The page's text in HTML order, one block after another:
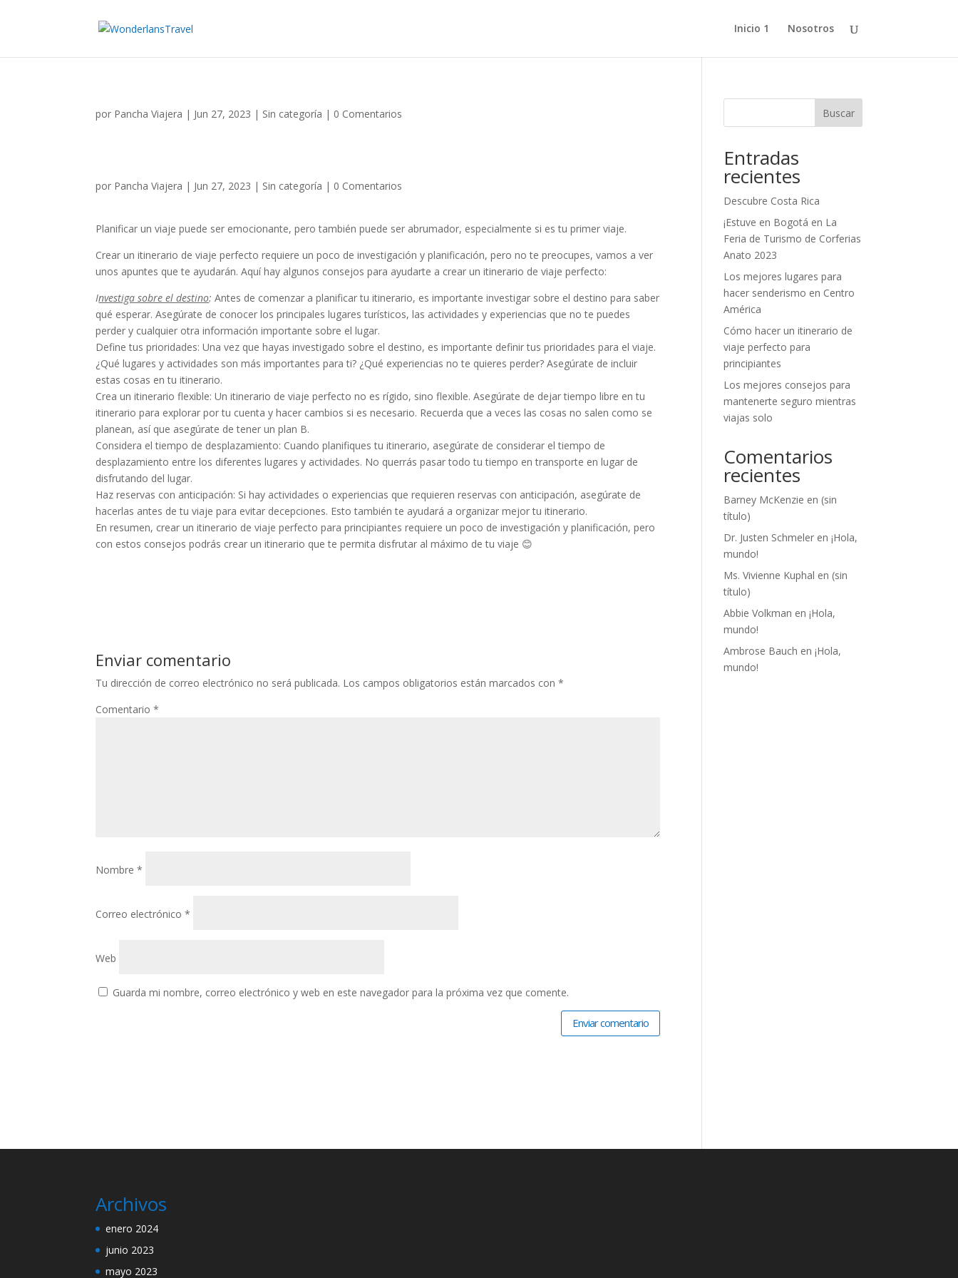
Inicio 1 Nosotros
por Pancha Viajera | Jun 27, 2023 | Sin categoría | 0 Comentarios
por Pancha Viajera | Jun 27, 2023 | Sin categoría | 0 Comentarios
Planificar un viaje puede ser emocionante, pero también puede ser abrumador, especialmente si es tu primer viaje.
Crear un itinerario de viaje perfecto requiere un poco de investigación y planificación, pero no te preocupes, vamos a ver
unos apuntes que te ayudarán. Aquí hay algunos consejos para ayudarte a crear un itinerario de viaje perfecto:
Investiga sobre el destino: Antes de comenzar a planificar tu itinerario, es importante investigar sobre el destino para saber
qué esperar. Asegúrate de conocer los principales lugares turísticos, las actividades y experiencias que no te puedes
perder y cualquier otra información importante sobre el lugar.
Define tus prioridades: Una vez que hayas investigado sobre el destino, es importante definir tus prioridades para el viaje.
¿Qué lugares y actividades son más importantes para ti? ¿Qué experiencias no te quieres perder? Asegúrate de incluir
estas cosas en tu itinerario.
Crea un itinerario flexible: Un itinerario de viaje perfecto no es rígido, sino flexible. Asegúrate de dejar tiempo libre en tu
itinerario para explorar por tu cuenta y hacer cambios si es necesario. Recuerda que a veces las cosas no salen como se
planean, así que asegúrate de tener un plan B.
Considera el tiempo de desplazamiento: Cuando planifiques tu itinerario, asegúrate de considerar el tiempo de
desplazamiento entre los diferentes lugares y actividades. No querrás pasar todo tu tiempo en transporte en lugar de
disfrutando del lugar.
Haz reservas con anticipación: Si hay actividades o experiencias que requieren reservas con anticipación, asegúrate de
hacerlas antes de tu viaje para evitar decepciones. Esto también te ayudará a organizar mejor tu itinerario.
En resumen, crear un itinerario de viaje perfecto para principiantes requiere un poco de investigación y planificación, pero
con estos consejos podrás crear un itinerario que te permita disfrutar al máximo de tu viaje 😊
Enviar comentario
Tu dirección de correo electrónico no será publicada. Los campos obligatorios están marcados con*
Comentario*
Nombre*
Correo electrónico*
Web
Guarda mi nombre, correo electrónico y web en este navegador para la próxima vez que comente.
Buscar
Entradas
recientes
Descubre Costa Rica
¡Estuve en Bogotá en La
Feria de Turismo de Corferias
Anato 2023
Los mejores lugares para
hacer senderismo en Centro
América
Cómo hacer un itinerario de
viaje perfecto para
principiantes
Los mejores consejos para
mantenerte seguro mientras
viajas solo
Comentarios
recientes
Barney McKenzie en (sin
título)
Dr. Justen Schmeler en¡Hola,
mundo!
Ms. Vivienne Kuphal en (sin
título)
Abbie Volkman en¡Hola,
mundo!
Ambrose Bauch en¡Hola,
mundo!
Archivos
enero 2024
junio 2023
mayo 2023